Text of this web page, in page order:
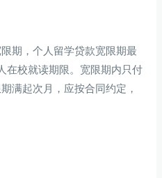
期，个人留学贷款宽限期最
在校就读期限。宽限期内只付
满起次月，应按合同约定，